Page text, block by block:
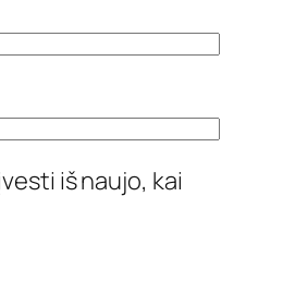
iš naujo, kai